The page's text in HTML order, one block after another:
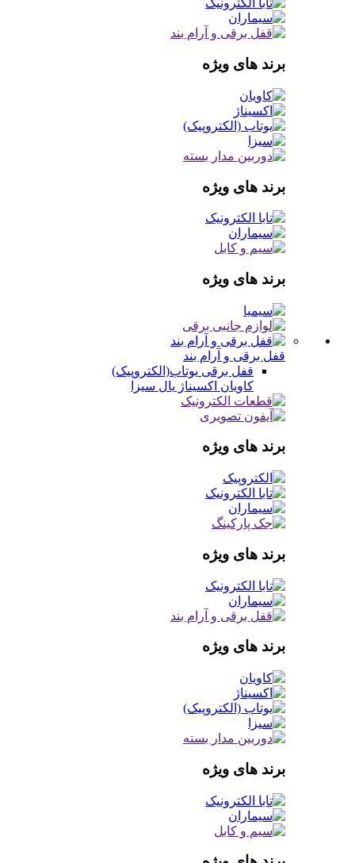
برند های ویژه
برند های ویژه
برند های ویژه
قفل برقی و آرام بند
قفل برقی یوتاب(الکتروپیک)
کاویان اکسیناژ یال سیزا
برند های ویژه
برند های ویژه
برند های ویژه
برند های ویژه